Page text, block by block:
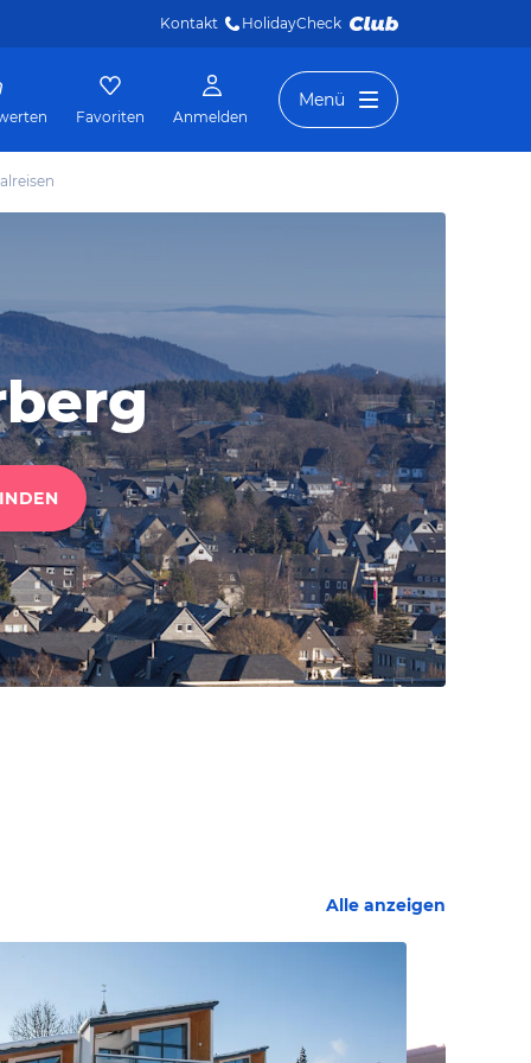
Kontakt HolidayCheck
Favoriten Anmelden
Menü
Alle anzeigen